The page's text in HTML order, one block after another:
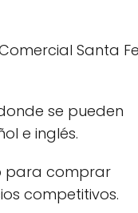
Santa
se pueden
e inglés.
para comprar
competitivos.